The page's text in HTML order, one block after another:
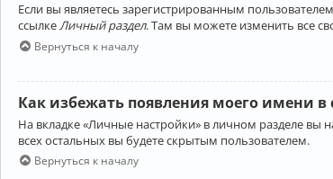
Если вы являетесь зарегистрированным
ссылкеЛичный раздел. Там вы можете изменить все
Вернуться к началу
Как избежать появления моего имени в
На вкладке «Личные настройки» в личном разделе вы
всех остальных вы будете скрытым пользователем.
Вернуться к началу